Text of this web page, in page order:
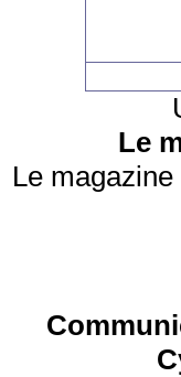
Le
Le magazine